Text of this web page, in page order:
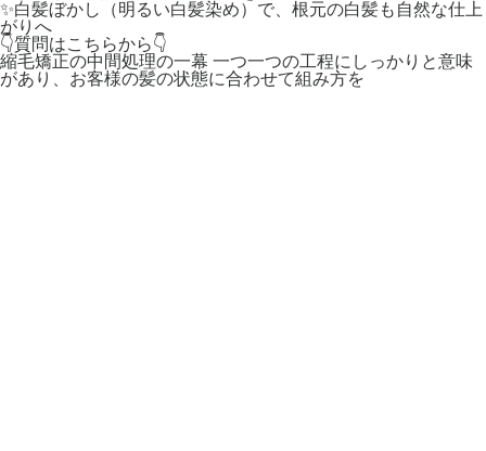
✨白髪ぼかし（明るい白髪染め）で、根元の白髪も自然な仕上
がりへ
👇質問はこちらから👇
縮毛矯正の中間処理の一幕 一つ一つの工程にしっかりと意味
があり、お客様の髪の状態に合わせて組み方を